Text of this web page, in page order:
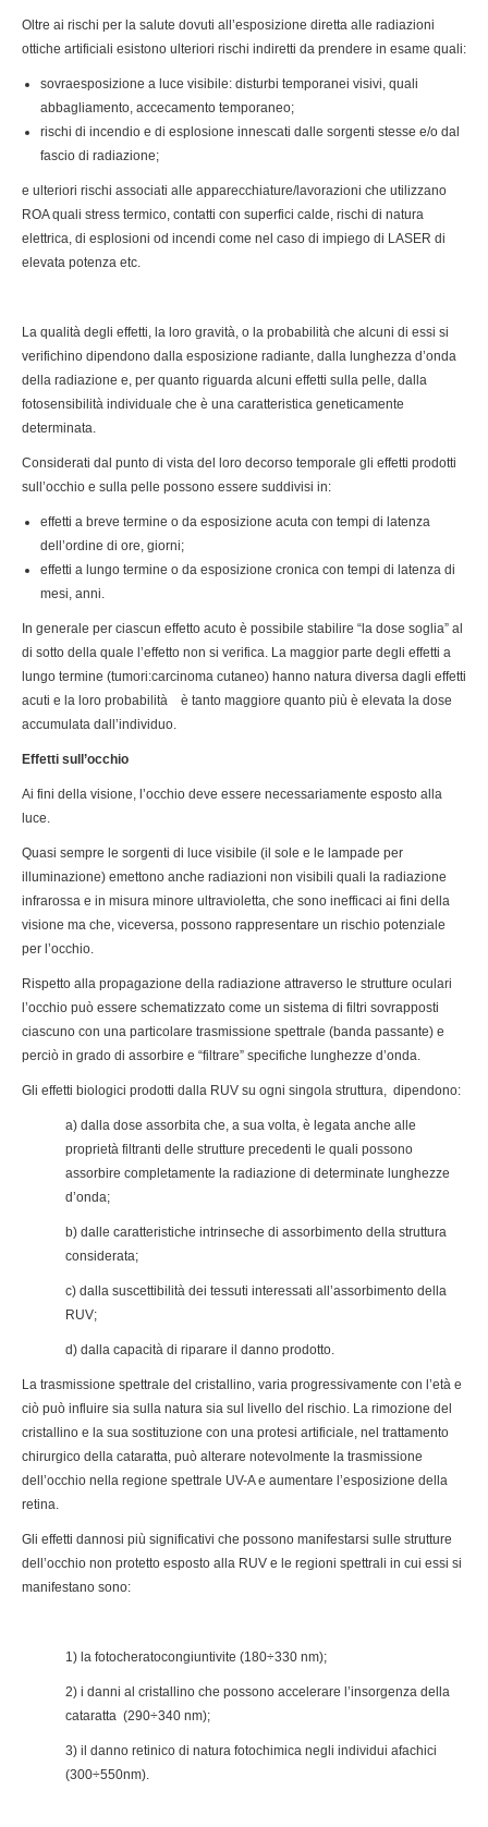
Oltre ai rischi per la salute dovuti all’esposizione diretta alle radiazioni
ottiche artificiali esistono ulteriori rischi indiretti da prendere in esame quali:
sovraesposizione a luce visibile: disturbi temporanei visivi, quali
abbagliamento, accecamento temporaneo;
rischi di incendio e di esplosione innescati dalle sorgenti stesse e/o dal
fascio di radiazione;
e ulteriori rischi associati alle apparecchiature/lavorazioni che utilizzano
ROA quali stress termico, contatti con superfici calde, rischi di natura
elettrica, di esplosioni od incendi come nel caso di impiego di LASER di
elevata potenza etc.
La qualità degli effetti, la loro gravità, o la probabilità che alcuni di essi si
verifichino dipendono dalla esposizione radiante, dalla lunghezza d’onda
della radiazione e, per quanto riguarda alcuni effetti sulla pelle, dalla
fotosensibilità individuale che è una caratteristica geneticamente
determinata.
Considerati dal punto di vista del loro decorso temporale gli effetti prodotti
sull’occhio e sulla pelle possono essere suddivisi in:
effetti a breve termine o da esposizione acuta con tempi di latenza
dell’ordine di ore, giorni;
effetti a lungo termine o da esposizione cronica con tempi di latenza di
mesi, anni.
In generale per ciascun effetto acuto è possibile stabilire “la dose soglia” al
di sotto della quale l’effetto non si verifica. La maggior parte degli effetti a
lungo termine (tumori:carcinoma cutaneo) hanno natura diversa dagli effetti
acuti e la loro probabilità è tanto maggiore quanto più è elevata la dose
accumulata dall’individuo.
Effetti sull’occhio
Ai fini della visione, l’occhio deve essere necessariamente esposto alla
luce.
Quasi sempre le sorgenti di luce visibile (il sole e le lampade per
illuminazione) emettono anche radiazioni non visibili quali la radiazione
infrarossa e in misura minore ultravioletta, che sono inefficaci ai fini della
visione ma che, viceversa, possono rappresentare un rischio potenziale
per l’occhio.
Rispetto alla propagazione della radiazione attraverso le strutture oculari
l’occhio può essere schematizzato come un sistema di filtri sovrapposti
ciascuno con una particolare trasmissione spettrale (banda passante) e
perciò in grado di assorbire e “filtrare” specifiche lunghezze d’onda.
Gli effetti biologici prodotti dalla RUV su ogni singola struttura, dipendono:
a) dalla dose assorbita che, a sua volta, è legata anche alle
proprietà filtranti delle strutture precedenti le quali possono
assorbire completamente la radiazione di determinate lunghezze
d’onda;
b) dalle caratteristiche intrinseche di assorbimento della struttura
considerata;
c) dalla suscettibilità dei tessuti interessati all’assorbimento della
RUV;
d) dalla capacità di riparare il danno prodotto.
La trasmissione spettrale del cristallino, varia progressivamente con l’età e
ciò può influire sia sulla natura sia sul livello del rischio. La rimozione del
cristallino e la sua sostituzione con una protesi artificiale, nel trattamento
chirurgico della cataratta, può alterare notevolmente la trasmissione
dell’occhio nella regione spettrale UV-A e aumentare l’esposizione della
retina.
Gli effetti dannosi più significativi che possono manifestarsi sulle strutture
dell’occhio non protetto esposto alla RUV e le regioni spettrali in cui essi si
manifestano sono:
1) la fotocheratocongiuntivite (180÷330 nm);
2) i danni al cristallino che possono accelerare l’insorgenza della
cataratta (290÷340 nm);
3) il danno retinico di natura fotochimica negli individui afachici
(300÷550nm).